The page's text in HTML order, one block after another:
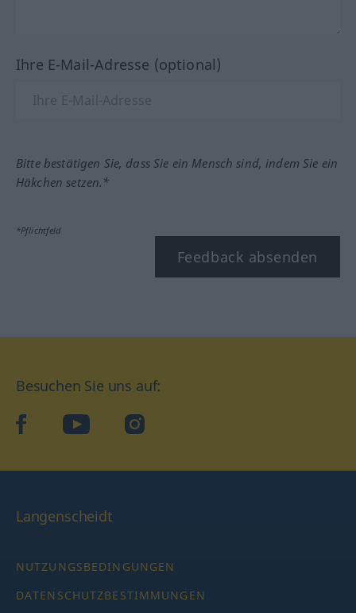
Ihre E-Mail-Adresse (optional)
Bitte bestätigen Sie, dass Sie ein Mensch sind, indem Sie ein
Häkchen setzen.*
*Pflichtfeld
Feedback absenden
Besuchen Sie uns auf:
facebookYouTube Instagram
Langenscheidt
NUTZUNGSBEDINGUNGEN
DATENSCHUTZBESTIMMUNGEN